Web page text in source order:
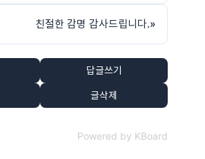
친절한 감명 감사드립니다.»
답글쓰기
글삭제
Powered by KBoard